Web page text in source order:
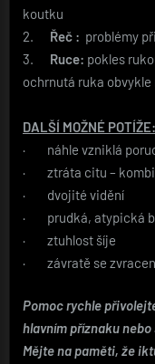
koutku
2. Řeč : problémy
3. Ruce: pokles
ochrnutá ruka obvykle
DALŠÍ MOŽNÉ POTÍŽE:
· náhle vzniklá
· ztráta citu –
· dvojité vidění
· prudká, atypická
· ztuhlost šíje
· závratě se
Pomoc rychle
hlavním příznaku
Mějte na paměti, že